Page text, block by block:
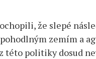
že slepé
zemím a
této politiky dosud